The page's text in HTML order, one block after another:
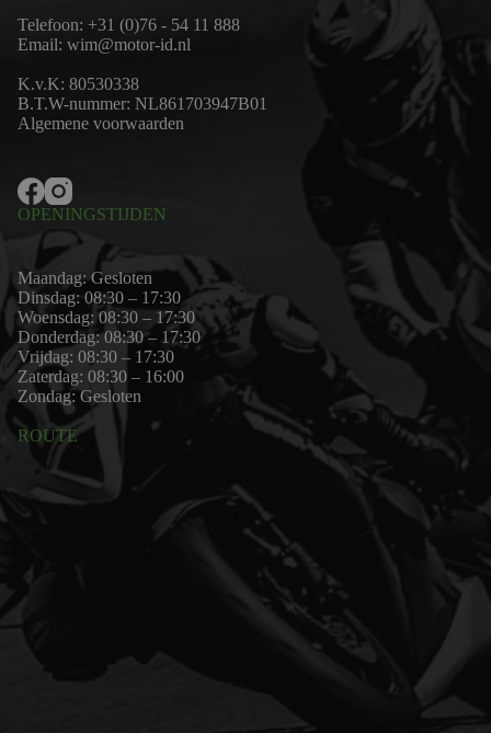
Telefoon: +31 (0)76 - 54 11 888
Email: wim@motor-id.nl
K.v.K: 80530338
B.T.W-nummer: NL861703947B01
Algemene voorwaarden
OPENINGSTIJDEN
Maandag: Gesloten
Dinsdag: 08:30 – 17:30
Woensdag: 08:30 – 17:30
Donderdag: 08:30 – 17:30
Vrijdag: 08:30 – 17:30
Zaterdag: 08:30 – 16:00
Zondag: Gesloten
ROUTE